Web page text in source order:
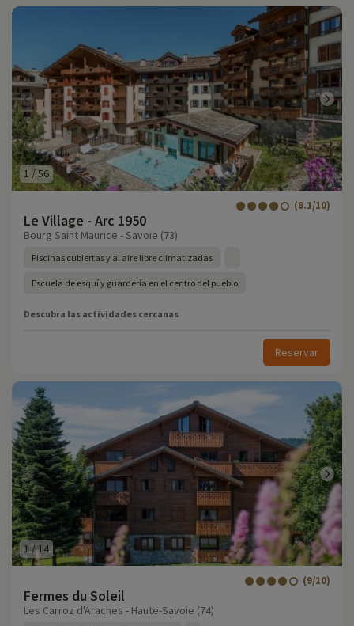
1 /56
Le Village - Arc 1950
(8.1/10)
Bourg Saint Maurice - Savoie (73)
Piscinas cubiertas y al aire libre climatizadas
Escuela de esquí y guardería en el centro del pueblo
Descubra las actividades cercanas
Reservar
1 /14
Fermes du Soleil
(9/10)
Les Carroz d'Araches - Haute-Savoie (74)